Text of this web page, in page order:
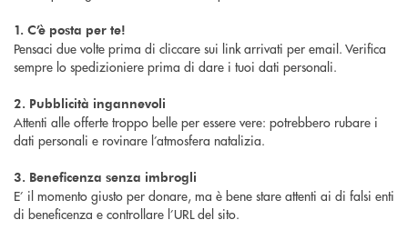
1. C’è posta per te!
Pensaci due volte prima di cliccare sui link arrivati per email. Verifica
sempre lo spedizioniere prima di dare i tuoi dati personali.
2. Pubblicità ingannevoli
Attenti alle offerte troppo belle per essere vere: potrebbero rubare i
dati personali e rovinare l’atmosfera natalizia.
3. Beneficenza senza imbrogli
E’ il momento giusto per donare, ma è bene stare attenti ai di falsi enti
di beneficenza e controllare l’URL del sito.